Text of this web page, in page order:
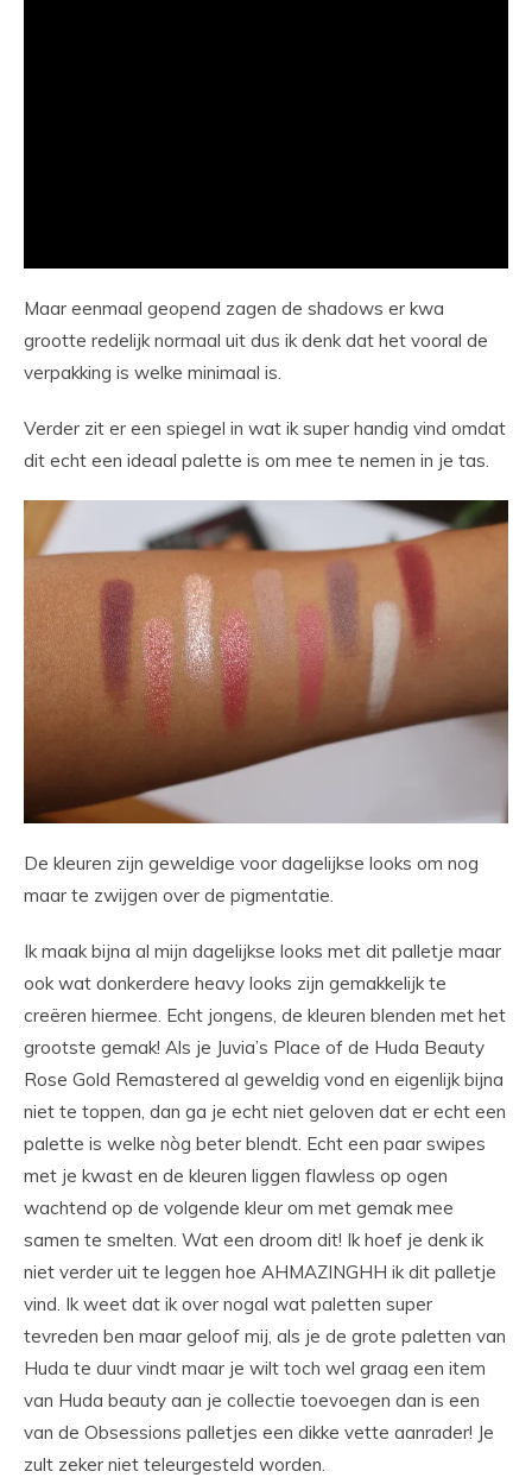
Maar eenmaal geopend zagen de shadows er kwa
grootte redelijk normaal uit dus ik denk dat het vooral de
verpakking is welke minimaal is.
Verder zit er een spiegel in wat ik super handig vind omdat
dit echt een ideaal palette is om mee te nemen in je tas.
De kleuren zijn geweldige voor dagelijkse looks om nog
maar te zwijgen over de pigmentatie.
Ik maak bijna al mijn dagelijkse looks met dit palletje maar
ook wat donkerdere heavy looks zijn gemakkelijk te
creëren hiermee. Echt jongens, de kleuren blenden met het
grootste gemak! Als je Juvia’s Place of de Huda Beauty
Rose Gold Remastered al geweldig vond en eigenlijk bijna
niet te toppen, dan ga je echt niet geloven dat er echt een
palette is welke nòg beter blendt. Echt een paar swipes
met je kwast en de kleuren liggen flawless op ogen
wachtend op de volgende kleur om met gemak mee
samen te smelten. Wat een droom dit! Ik hoef je denk ik
niet verder uit te leggen hoe AHMAZINGHH ik dit palletje
vind. Ik weet dat ik over nogal wat paletten super
tevreden ben maar geloof mij, als je de grote paletten van
Huda te duur vindt maar je wilt toch wel graag een item
van Huda beauty aan je collectie toevoegen dan is een
van de Obsessions palletjes een dikke vette aanrader! Je
zult zeker niet teleurgesteld worden.